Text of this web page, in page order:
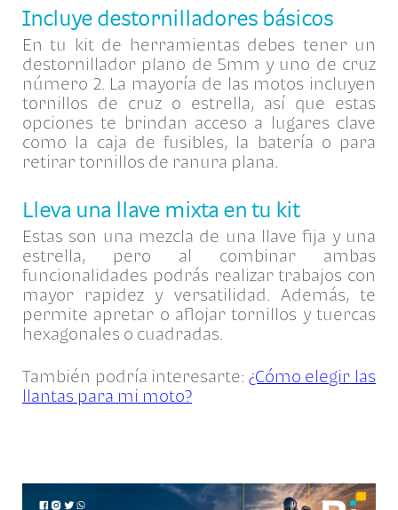
Incluye destornilladores básicos
En tu kit de herramientas debes tener un
destornillador plano de 5mm y uno de cruz
número 2. La mayoría de las motos incluyen
tornillos de cruz o estrella, así que estas
opciones te brindan acceso a lugares clave
como la caja de fusibles, la batería o para
retirar tornillos de ranura plana.
Lleva una llave mixta en tu kit
Estas son una mezcla de una llave fija y una
estrella, pero al combinar ambas
funcionalidades podrás realizar trabajos con
mayor rapidez y versatilidad. Además, te
permite apretar o aflojar tornillos y tuercas
hexagonales o cuadradas.
También podría interesarte: ¿Cómo elegir las
llantas para mi moto?